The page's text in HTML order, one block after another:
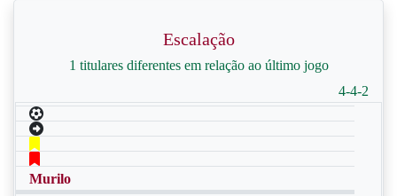
Escalação
1 titulares diferentes em relação ao último jogo
4-4-2
Murilo